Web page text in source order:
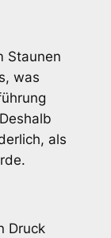
Staunen
was
als
Druck